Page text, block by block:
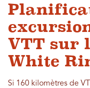
VTT sur
White
Si 160 kilomètres de